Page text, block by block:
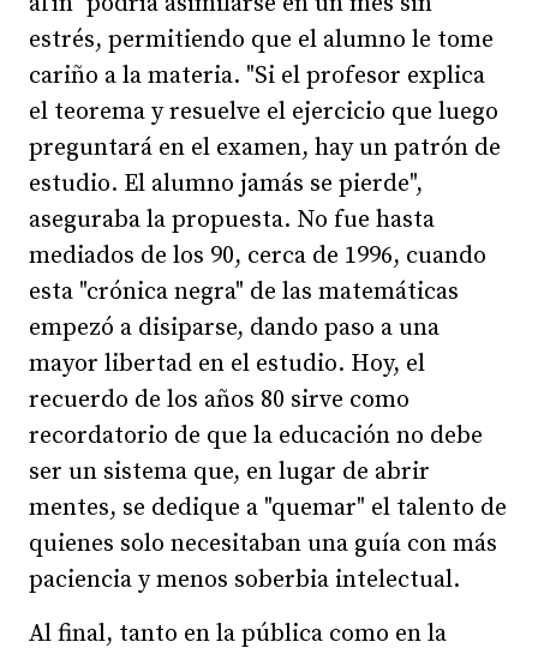
estrés, permitiendo que el alumno le tome
cariño a la materia. "Si el profesor explica
el teorema y resuelve el ejercicio que luego
preguntará en el examen, hay un patrón de
estudio. El alumno jamás se pierde",
aseguraba la propuesta. No fue hasta
mediados de los 90, cerca de 1996, cuando
esta "crónica negra" de las matemáticas
empezó a disiparse, dando paso a una
mayor libertad en el estudio. Hoy, el
recuerdo de los años 80 sirve como
recordatorio de que la educación no debe
ser un sistema que, en lugar de abrir
mentes, se dedique a "quemar" el talento de
quienes solo necesitaban una guía con más
paciencia y menos soberbia intelectual.
Al final, tanto en la pública como en la